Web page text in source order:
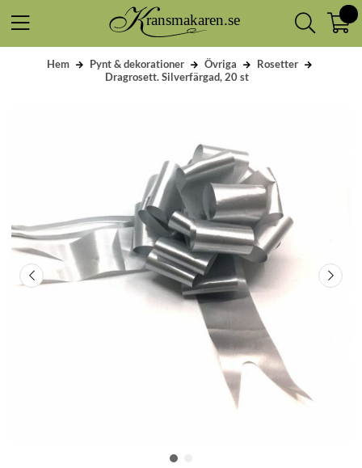
Hem Pynt & dekorationer Övriga
Rosetter
Dragrosett. Silverfärgad, 20 st